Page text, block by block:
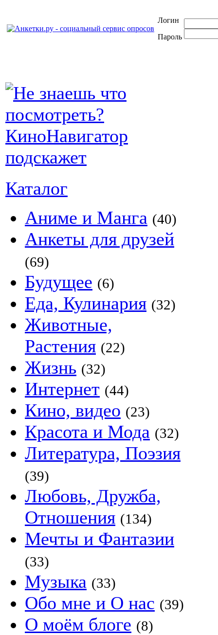
Логин
Пароль
Каталог
Аниме и Манга (40)
Анкеты для друзей
(69)
Будущее (6)
Еда, Кулинария (32)
Животные,
Растения (22)
Жизнь (32)
Интернет (44)
Кино, видео (23)
Красота и Мода (32)
Литература, Поэзия
(39)
Любовь, Дружба,
Отношения (134)
Мечты и Фантазии
(33)
Музыка (33)
Обо мне и О нас (39)
О моём блоге (8)